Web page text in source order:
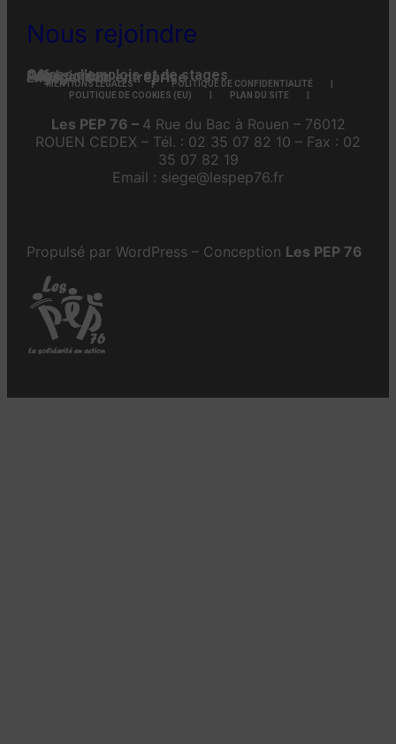
Nous rejoindre
Offres d’emplois et de stages
Adhésion
Faire un don
Engager son entreprise
MENTIONS LÉGALES
POLITIQUE DE CONFIDENTIALITÉ
POLITIQUE DE COOKIES (EU)
PLAN DU SITE
Les PEP 76 – 4 Rue du Bac à Rouen – 76012
ROUEN CEDEX – Tél. : 02 35 07 82 10 – Fax : 02
35 07 82 19
Email : siege@lespep76.fr
Propulsé par WordPress – Conception Les PEP 76